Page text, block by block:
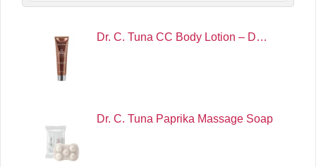
Dr. C. Tuna CC Body Lotion – D…
Dr. C. Tuna Paprika Massage Soap